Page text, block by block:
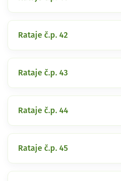
Rataje č.p. 42
Rataje č.p. 43
Rataje č.p. 44
Rataje č.p. 45